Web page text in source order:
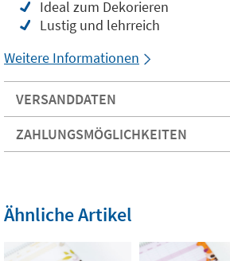
Ideal zum Dekorieren
Lustig und lehrreich
Weitere Informationen
VERSANDDATEN
ZAHLUNGSMÖGLICHKEITEN
Ähnliche Artikel